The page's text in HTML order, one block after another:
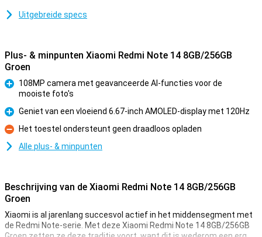
Uitgebreide specs
Plus- & minpunten Xiaomi Redmi Note 14 8GB/256GB
Groen
Pluspunt
108MP camera met geavanceerde AI-functies voor de
mooiste foto's
Pluspunt
Geniet van een vloeiend 6.67-inch AMOLED-display met 120Hz
Minpunt
Het toestel ondersteunt geen draadloos opladen
Alle plus- & minpunten
Beschrijving van de Xiaomi Redmi Note 14 8GB/256GB
Groen
Xiaomi is al jarenlang succesvol actief in het middensegment met
de Redmi Note-serie. Met deze Xiaomi Redmi Note 14 8GB/256GB